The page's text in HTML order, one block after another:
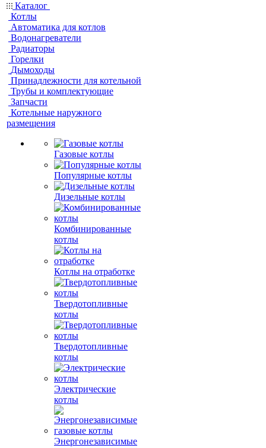
Каталог
Котлы
Автоматика для котлов
Водонагреватели
Радиаторы
Горелки
Дымоходы
Принадлежности для котельной
Трубы и комплектующие
Запчасти
Котельные наружного
размещения
Газовые котлы
Популярные котлы
Дизельные котлы
Комбинированные
котлы
Котлы на отработке
Твердотопливные
котлы
Твердотопливные
котлы
Электрические
котлы
Энергонезависимые